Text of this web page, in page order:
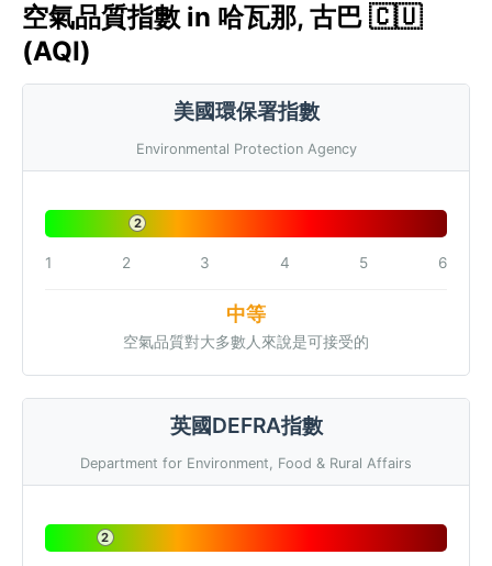
空氣品質指數 in 哈瓦那, 古巴 🇨🇺
(AQI)
美國環保署指數
Environmental Protection Agency
2
1 2 3 4 5 6
中等
空氣品質對大多數人來說是可接受的
英國DEFRA指數
Department for Environment, Food & Rural Affairs
2